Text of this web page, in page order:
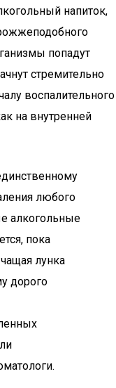
напиток,
попадут
стремительно
воспалительного
на внутренней
любого
алкогольные
пока
лунка
дорого